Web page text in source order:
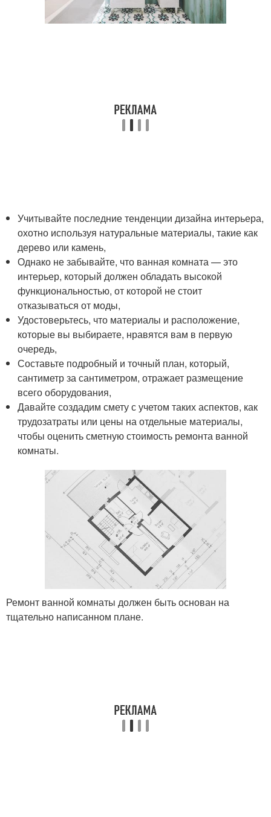
Учитывайте последние тенденции дизайна интерьера,
охотно используя натуральные материалы, такие как
дерево или камень,
Однако не забывайте, что ванная комната — это
интерьер, который должен обладать высокой
функциональностью, от которой не стоит
отказываться от моды,
Удостоверьтесь, что материалы и расположение,
которые вы выбираете, нравятся вам в первую
очередь,
Составьте подробный и точный план, который,
сантиметр за сантиметром, отражает размещение
всего оборудования,
Давайте создадим смету с учетом таких аспектов, как
трудозатраты или цены на отдельные материалы,
чтобы оценить сметную стоимость ремонта ванной
комнаты.
Ремонт ванной комнаты должен быть основан на
тщательно написанном плане.